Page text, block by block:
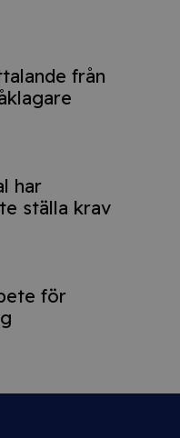
från
har
ställa krav
för